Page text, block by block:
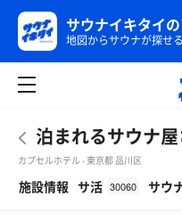
サウナイキタイ
地図からサウナが探せ
泊まれるサウナ
カプセルホテル - 東京都 品川区
施設情報 サ活 30060 サウ